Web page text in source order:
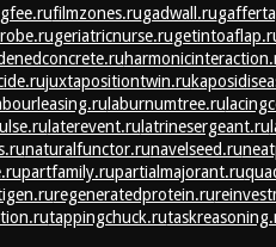
filmzones.rugadwall.ru
geriatricnurse.ru
juxtapositiontwin.ru
laburnumtree.ru
laterevent.ru latrinesergeant.ru
naturalfunctor.runavelseed.ru
partfamily.rupartialmajorant.ru
regeneratedprotein.ru
tappingchuck.ru